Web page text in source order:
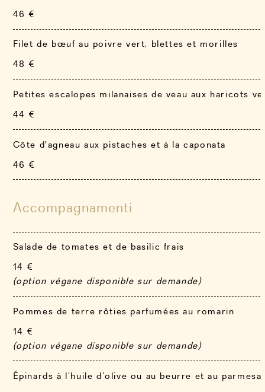
46 €
Filet de bœuf au poivre vert, blettes et morilles
48 €
Petites escalopes milanaises de veau aux haricots
44 €
Côte d'agneau aux pistaches et à la caponata
46 €
Accompagnamenti
Salade de tomates et de basilic frais
14 €
(option végane disponible sur demande)
Pommes de terre rôties parfumées au romarin
14 €
(option végane disponible sur demande)
Épinards à l’huile d’olive ou au beurre et au